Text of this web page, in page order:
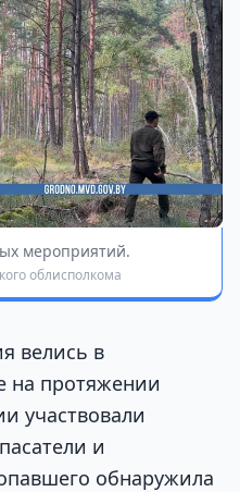
мероприятий.
облисполкома
велись в
на протяжении
участвовали
и
обнаружила